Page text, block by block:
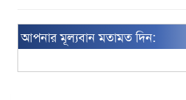
আপনার মূল্যবান মতামত দিন: